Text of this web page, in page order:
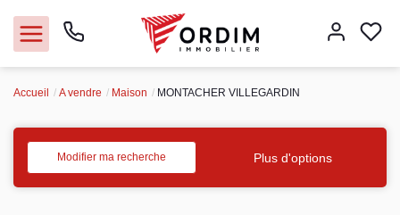
Acheter
Accueil A vendre Maison MONTACHER VILLEGARDIN
Modifier ma recherche Plus d'options